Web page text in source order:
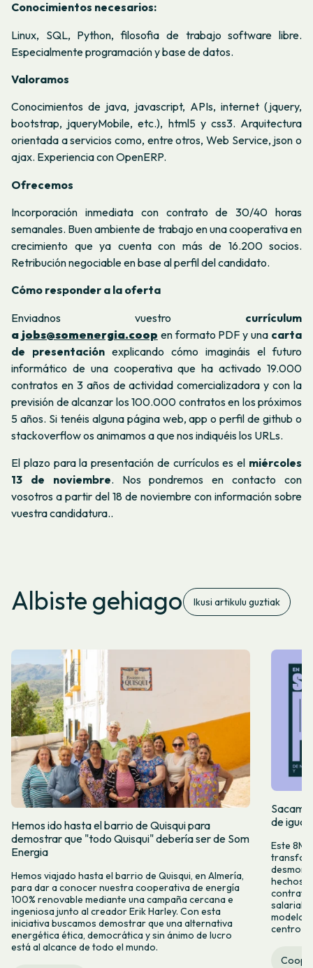
Conocimientos necesarios:
Linux, SQL, Python, filosofia de trabajo software libre.
Especialmente programación y base de datos.
Valoramos
Conocimientos de java, javascript, APIs, internet (jquery,
bootstrap, jqueryMobile, etc.), html5 y css3. Arquitectura
orientada a servicios como, entre otros, Web Service, json o
ajax. Experiencia con OpenERP.
Ofrecemos
Incorporación inmediata con contrato de 30/40 horas
semanales. Buen ambiente de trabajo en una cooperativa en
crecimiento que ya cuenta con más de 16.200 socios.
Retribución negociable en base al perfil del candidato.
Cómo responder a la oferta
Enviadnos vuestro currículum
a jobs@somenergia.coop en formato PDF y una carta
de presentación explicando cómo imagináis el futuro
informático de una cooperativa que ha activado 19.000
contratos en 3 años de actividad comercializadora y con la
previsión de alcanzar los 100.000 contratos en los próximos
5 años. Si tenéis alguna página web, app o perfil de github o
stackoverflow os animamos a que nos indiquéis los URLs.
El plazo para la presentación de currículos es el miércoles
13 de noviembre. Nos pondremos en contacto con
vosotros a partir del 18 de noviembre con información sobre
vuestra candidatura..
Albiste gehiago Ikusi artikulu guztiak
Hemos ido hasta el barrio de Quisqui para
demostrar que "todo Quisqui" debería ser de Som
Energia
Hemos viajado hasta el barrio de Quisqui, en Almería,
para dar a conocer nuestra cooperativa de energía
100% renovable mediante una campaña cercana e
ingeniosa junto al creador Erik Harley. Con esta
iniciativa buscamos demostrar que una alternativa
energética ética, democrática y sin ánimo de lucro
está al alcance de todo el mundo.
de
Este 8M,
hechos y
salarial y
modelo
centro